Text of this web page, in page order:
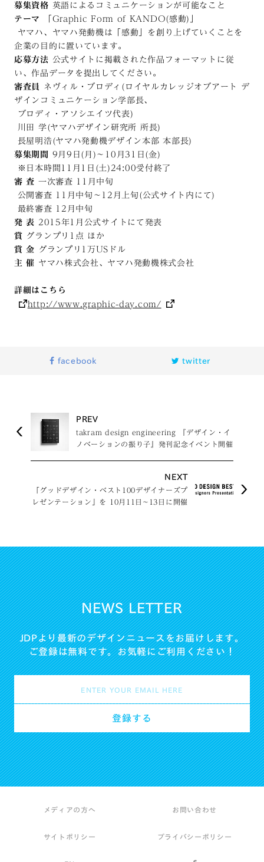
募集資格 英語によるコミュニケーションが可能なこと
テーマ
「Graphic Form of KANDO(感動)」
ヤマハ、ヤマハ発動機は「感動」を創り上げていくことを
企業の目的に置いています。
応募方法 公式サイトに掲載された作品フォーマットに従
い、作品データを提出してください。
審査員
ネヴィル・ブロディ(ロイヤルカレッジオブアート デ
ザインコミュニケーション学部長、
ブロディ・アソシエイツ代表)
川田 学(ヤマハデザイン研究所 所長)
長屋明浩(ヤマハ発動機デザイン本部 本部長)
募集期間
9月9日(月)〜10月31日(金)
※日本時間11月1日(土)24:00受付終了
審 査 一次審査 11月中旬
公開審査 11月中旬〜12月上旬(公式サイト内にて)
最終審査 12月中旬
発 表 2015年1月公式サイトにて発表
賞 グランプリ1点 ほか
賞 金 グランプリ1万USドル
主 催 ヤマハ株式会社、ヤマハ発動機株式会社
詳細はこちら
http://www.graphic-day.com/
facebook twitter
PREV
takram design engineering 『デザイン・イ
ノベーションの振り子』発刊記念イベント開催
NEXT
「グッドデザイン・ベスト100デザイナーズプ
レゼンテーション」を 10月11日~13日に開催
NEWS LETTER
JDPより最新のデザインニュースをお届けします。
ご登録は無料です。お気軽にご利用ください！
メディアの方へ お問い合わせ
サイトポリシー プライバシーポリシー